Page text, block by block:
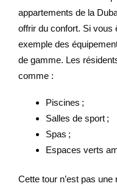
appartements de la
offrir du confort. Si vous
exemple des
de gamme. Les
comme :
Piscines ;
Salles de sport ;
Spas ;
Espaces verts
Cette tour n’est pas